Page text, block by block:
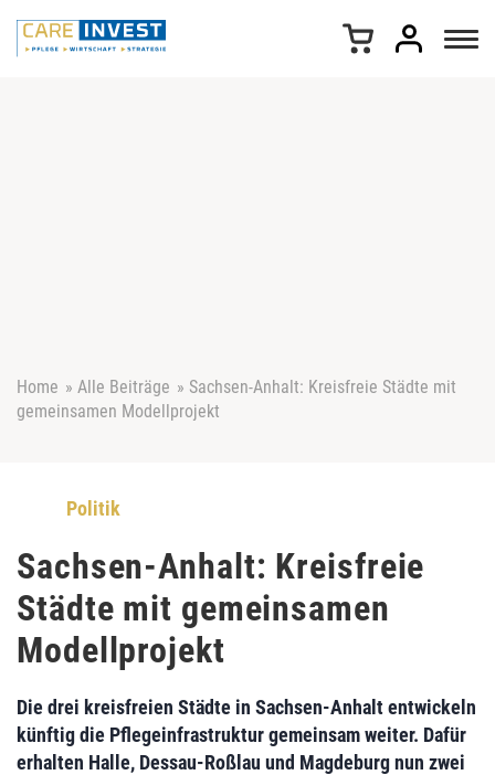
Home » Alle Beiträge » Sachsen-Anhalt: Kreisfreie Städte mit
gemeinsamen Modellprojekt
Politik
Sachsen-Anhalt: Kreisfreie
Städte mit gemeinsamen
Modellprojekt
Die drei kreisfreien Städte in Sachsen-Anhalt entwickeln
künftig die Pflegeinfrastruktur gemeinsam weiter. Dafür
erhalten Halle, Dessau-Roßlau und Magdeburg nun zwei